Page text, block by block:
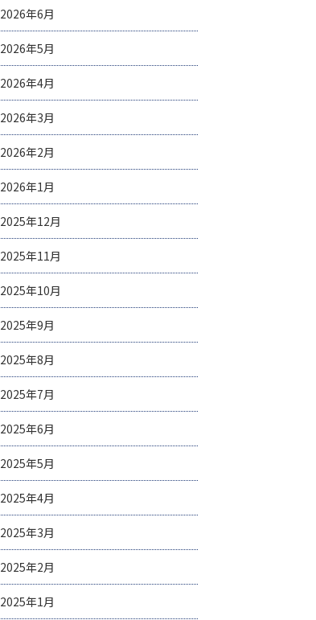
2026年6月
2026年5月
2026年4月
2026年3月
2026年2月
2026年1月
2025年12月
2025年11月
2025年10月
2025年9月
2025年8月
2025年7月
2025年6月
2025年5月
2025年4月
2025年3月
2025年2月
2025年1月